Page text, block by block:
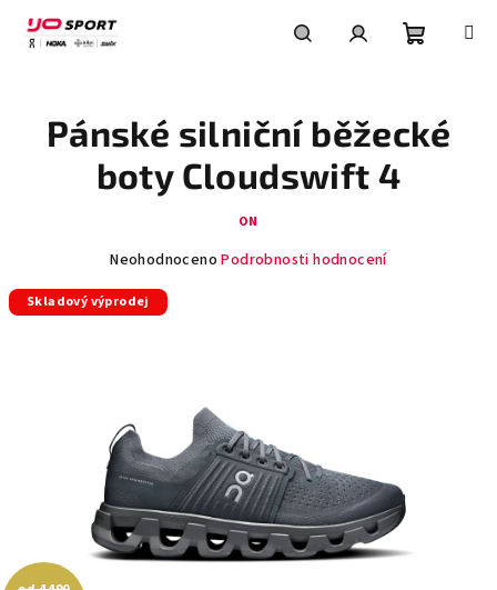
obsah
košík
Pánské silniční běžecké
boty Cloudswift 4
ON
Průměrné
produktu
Neohodnoceno Podrobnosti hodnocení
Skladový výprodej